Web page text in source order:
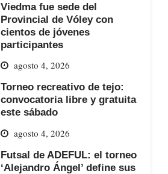
Viedma fue sede del
Provincial de Vóley con
cientos de jóvenes
participantes
agosto 4, 2026
Torneo recreativo de tejo:
convocatoria libre y gratuita
este sábado
agosto 4, 2026
Futsal de ADEFUL: el torneo
‘Alejandro Ángel’ define sus